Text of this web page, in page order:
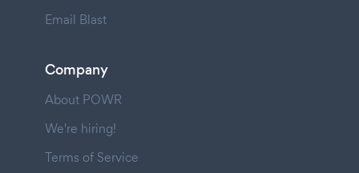
Email Blast
Company
About POWR
We're hiring!
Terms of Service